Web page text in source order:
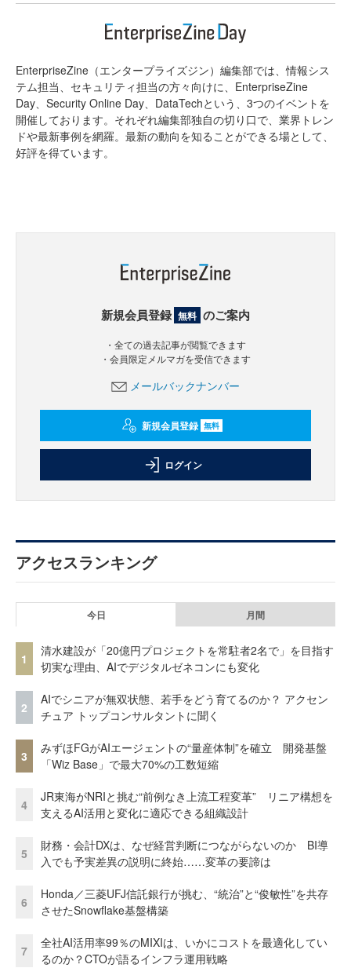
EnterpriseZine（エンタープライズジン）編集部では、情報シス
テム担当、セキュリティ担当の方々向けに、EnterpriseZine
Day、Security Online Day、DataTechという、3つのイベントを
開催しております。それぞれ編集部独自の切り口で、業界トレン
ドや最新事例を網羅。最新の動向を知ることができる場として、
好評を得ています。
新規会員登録 無料 のご案内
・全ての過去記事が閲覧できます
・会員限定メルマガを受信できます
メールバックナンバー
新規会員登録 無料
ログイン
アクセスランキング
今日 月間
1
清水建設が「20億円プロジェクトを常駐者2名で」を目指す
切実な理由、AIでデジタルゼネコンにも変化
2
AIでシニアが無双状態、若手をどう育てるのか？ アクセン
チュア トップコンサルタントに聞く
3
みずほFGがAIエージェントの“量産体制”を確立 開発基盤
「Wiz Base」で最大70%の工数短縮
4
JR東海がNRIと挑む“前例なき上流工程変革” リニア構想を
支えるAI活用と変化に適応できる組織設計
5
財務・会計DXは、なぜ経営判断につながらないのか BI導
入でも予実差異の説明に終始……変革の要諦は
6
Honda／三菱UFJ信託銀行が挑む、“統治”と“俊敏性”を共存
させたSnowflake基盤構築
7
全社AI活用率99％のMIXIは、いかにコストを最適化してい
るのか？CTOが語るインフラ運用戦略